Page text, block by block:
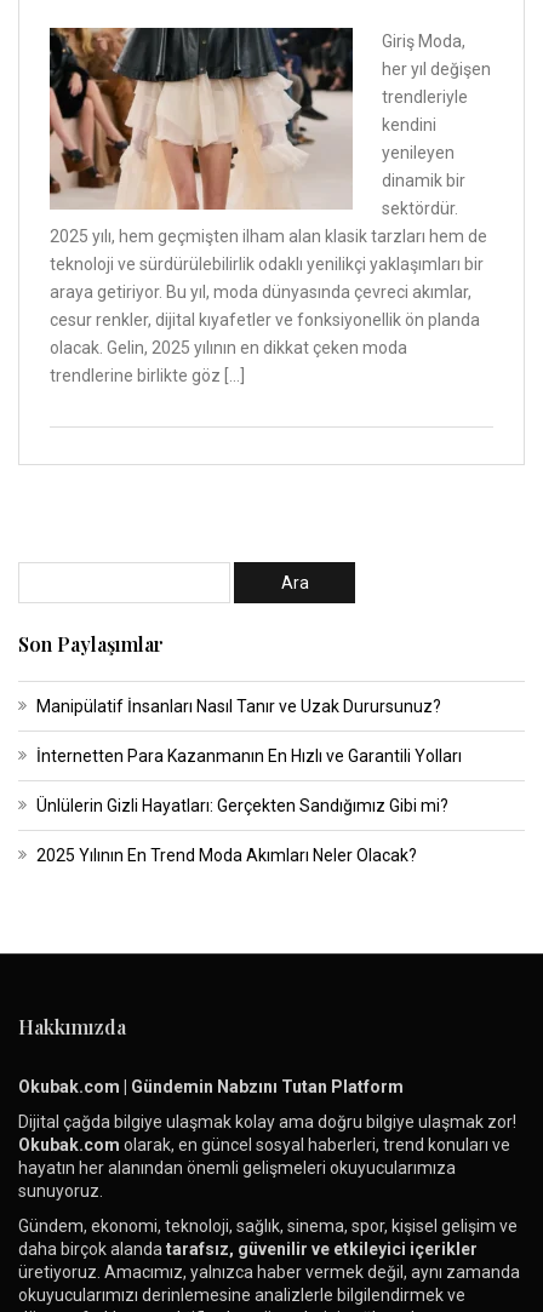
Giriş Moda,
her yıl değişen
trendleriyle
kendini
yenileyen
dinamik bir
sektördür.
2025 yılı, hem geçmişten ilham alan klasik tarzları hem de
teknoloji ve sürdürülebilirlik odaklı yenilikçi yaklaşımları bir
araya getiriyor. Bu yıl, moda dünyasında çevreci akımlar,
cesur renkler, dijital kıyafetler ve fonksiyonellik ön planda
olacak. Gelin, 2025 yılının en dikkat çeken moda
trendlerine birlikte göz […]
Son Paylaşımlar
Manipülatif İnsanları Nasıl Tanır ve Uzak Durursunuz?
İnternetten Para Kazanmanın En Hızlı ve Garantili Yolları
Ünlülerin Gizli Hayatları: Gerçekten Sandığımız Gibi mi?
2025 Yılının En Trend Moda Akımları Neler Olacak?
Hakkımızda
Okubak.com | Gündemin Nabzını Tutan Platform
Dijital çağda bilgiye ulaşmak kolay ama doğru bilgiye ulaşmak zor!
Okubak.com olarak, en güncel sosyal haberleri, trend konuları ve
hayatın her alanından önemli gelişmeleri okuyucularımıza
sunuyoruz.
Gündem, ekonomi, teknoloji, sağlık, sinema, spor, kişisel gelişim ve
daha birçok alanda tarafsız, güvenilir ve etkileyici içerikler
üretiyoruz. Amacımız, yalnızca haber vermek değil, aynı zamanda
okuyucularımızı derinlemesine analizlerle bilgilendirmek ve